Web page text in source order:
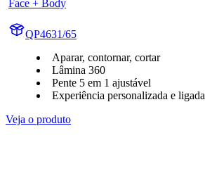
Face + Body
QP4631/65
Aparar, contornar, cortar
Lâmina 360
Pente 5 em 1 ajustável
Experiência personalizada e ligada
Veja o produto